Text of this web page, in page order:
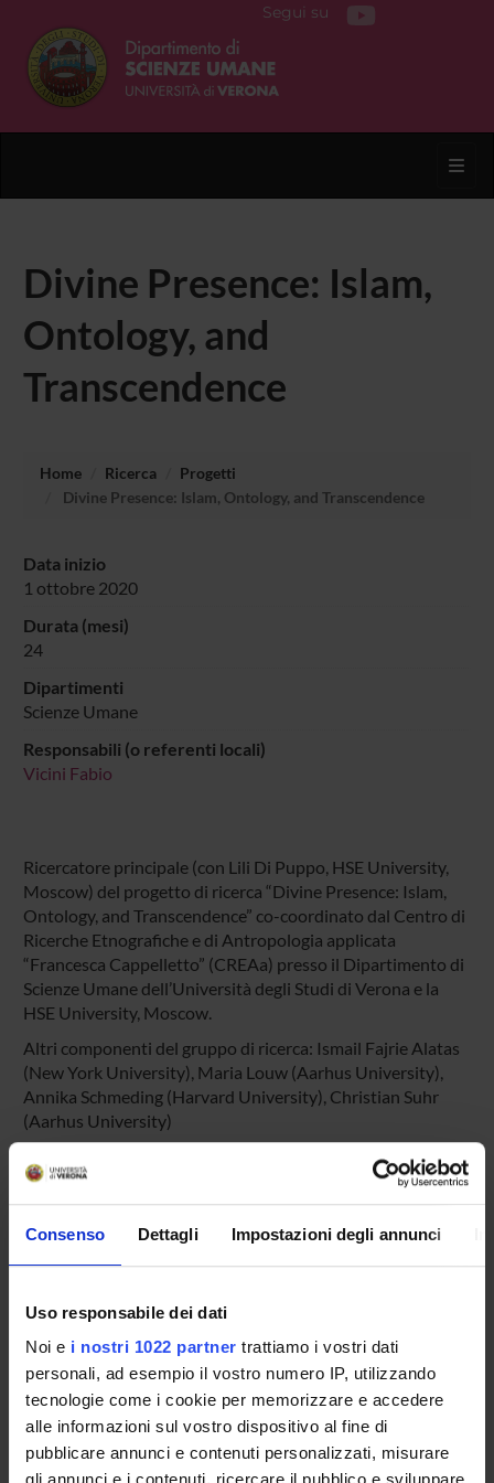
Consenso Dettagli Impostazioni degli annunci
Uso responsabile dei dati
Noi e i nostri 1022 partner trattiamo i vostri dati
personali, ad esempio il vostro numero IP, utilizzando
tecnologie come i cookie per memorizzare e accedere
alle informazioni sul vostro dispositivo al fine di
pubblicare annunci e contenuti personalizzati, misurare
Segui su
Divine Presence: Islam,
Ontology, and
Transcendence
Home Ricerca
Progetti
Divine Presence: Islam, Ontology, and Transcendence
Data inizio
1 ottobre 2020
Durata (mesi)
24
Dipartimenti
Scienze Umane
Responsabili (o referenti locali)
Vicini Fabio
Ricercatore principale (con Lili Di Puppo, HSE University,
Moscow) del progetto di ricerca “Divine Presence: Islam,
Ontology, and Transcendence” co-coordinato dal Centro di
Ricerche Etnografiche e di Antropologia applicata
“Francesca Cappelletto” (CREAa) presso il Dipartimento di
Scienze Umane dell’Università degli Studi di Verona e la
HSE University, Moscow.
Altri componenti del gruppo di ricerca: Ismail Fajrie Alatas
(New York University), Maria Louw (Aarhus University),
Annika Schmeding (Harvard University), Christian Suhr
(Aarhus University)
PARTECIPANTI AL PROGETTO
Professore associato
AREE DI RICERCA COINVOLTE DAL PROGETTO
Società inclusive e pratiche di cittadinanza
Sociology and anthropology